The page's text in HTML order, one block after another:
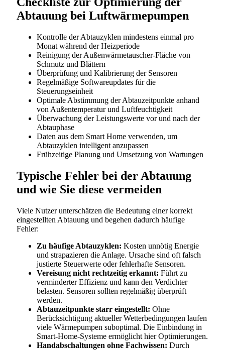
Abtauung bei Luftwärmepumpen
Kontrolle der Abtauzyklen mindestens einmal pro
Monat während der Heizperiode
Reinigung der Außenwärmetauscher-Fläche von
Schmutz und Blättern
Überprüfung und Kalibrierung der Sensoren
Regelmäßige Softwareupdates für die
Steuerungseinheit
Optimale Abstimmung der Abtauzeitpunkte anhand
von Außentemperatur und Luftfeuchtigkeit
Überwachung der Leistungswerte vor und nach der
Abtauphase
Daten aus dem Smart Home verwenden, um
Abtauzyklen intelligent anzupassen
Frühzeitige Planung und Umsetzung von Wartungen
Typische Fehler bei der Abtauung
und wie Sie diese vermeiden
Viele Nutzer unterschätzen die Bedeutung einer korrekt
eingestellten Abtauung und begehen dadurch häufige
Fehler:
Zu häufige Abtauzyklen: Kosten unnötig Energie
und strapazieren die Anlage. Ursache sind oft falsch
justierte Steuerwerte oder fehlerhafte Sensoren.
Vereisung nicht rechtzeitig erkannt: Führt zu
verminderter Effizienz und kann den Verdichter
belasten. Sensoren sollten regelmäßig überprüft
werden.
Abtauzeitpunkte starr eingestellt: Ohne
Berücksichtigung aktueller Wetterbedingungen laufen
viele Wärmepumpen suboptimal. Die Einbindung in
Smart-Home-Systeme ermöglicht hier Optimierungen.
Handabschaltungen ohne Fachwissen: Durch